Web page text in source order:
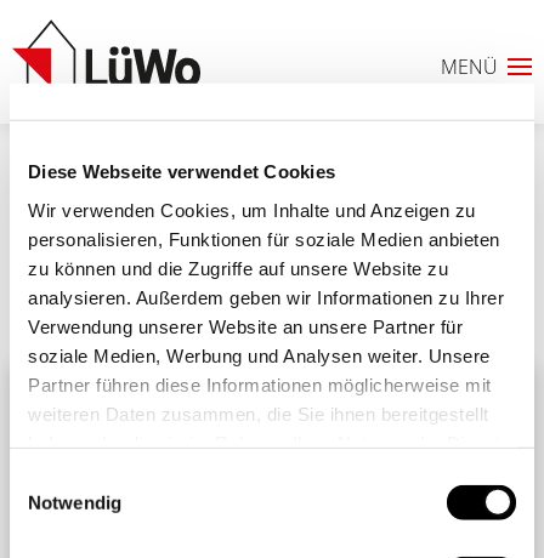
Diese Webseite verwendet Cookies
Wir verwenden Cookies, um Inhalte und Anzeigen zu
personalisieren, Funktionen für soziale Medien anbieten
zu können und die Zugriffe auf unsere Website zu
analysieren. Außerdem geben wir Informationen zu Ihrer
Verwendung unserer Website an unsere Partner für
soziale Medien, Werbung und Analysen weiter. Unsere
Partner führen diese Informationen möglicherweise mit
weiteren Daten zusammen, die Sie ihnen bereitgestellt
Cookies, wenn Sie unsere Webseite weiterhin nutzen.
Notwendig
sdr
Ähnliche Beiträge Alle Beiträge
ANFRAGELISTE